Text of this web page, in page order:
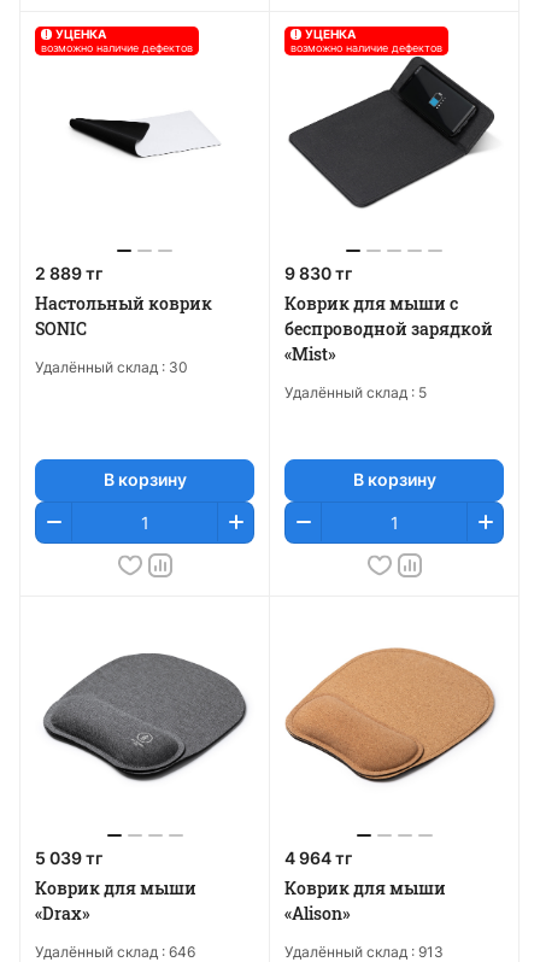
! УЦЕНКА
возможно наличие дефектов
2 889 тг
Настольный коврик
SONIC
Удалённый склад : 30
В корзину
! УЦЕНКА
возможно наличие дефектов
9 830 тг
Коврик для мыши с
беспроводной зарядкой
«Mist»
Удалённый склад : 5
В корзину
5 039 тг
Коврик для мыши
«Drax»
Удалённый склад : 646
4 964 тг
Коврик для мыши
«Alison»
Удалённый склад : 913